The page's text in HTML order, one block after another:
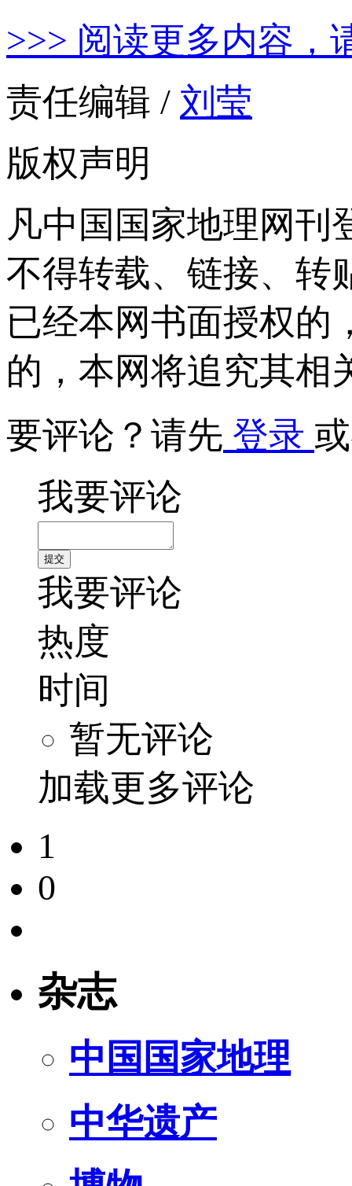
>>> 阅读更多内容，
责任编辑 / 刘莹
版权声明
凡中国国家地理网刊
不得转载、链接、转
已经本网书面授权的
的，本网将追究其相
要评论？请先 登录
我要评论
我要评论
热度
时间
暂无评论
加载更多评论
1
0
杂志
中国国家地理
中华遗产